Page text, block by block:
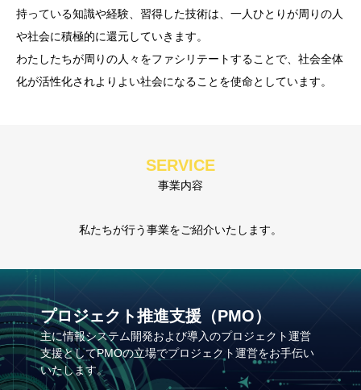
持っている知識や経験、習得した技術は、一人ひとりが周りの人
や社会に積極的に還元していきます。
わたしたちが周りの人々をファシリテートすることで、社会全体
化が活性化されよりよい社会になることを使命としています。
人々を同じ尺度、基準で見たり評価したりするのではなく、皆そ
れぞれ得意不得意があり、尊敬しあえる価値ある存在です。
このように思える人で溢れ、それぞれの強みを活かしあい、助け
あえる関係性が理想です。
人間にしかできないことに集中し、それぞれの特性を活かしなが
ること
・既成概念や固定観念にとらわれることのない自由な発想を持つ
こと
２ 主体的である
現状に満足せず、高い目標にチャレンジし、価値を高めることに
４ 多様性を認める
身体/知的/精神的障害の有無、信仰、価値観、ライフスタイルな
ど、
さまざまな違いがあることを理解してそれを尊重する
５ 常に楽しむ
・常に楽しむ毎日を積み重ねることによってより良い結果が生み
SERVICE
事業内容
私たちが行う事業をご紹介いたします。
プロジェクト推進支援（PMO）
主に情報システム開発および導入のプロジェクト運営
支援としてPMOの立場でプロジェクト運営をお手伝い
いたします。